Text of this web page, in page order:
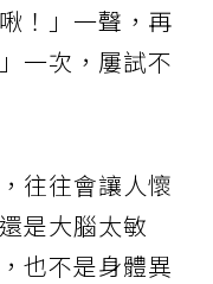
！」一聲，再
一次，屢試不
往往會讓人懷
是大腦太敏
也不是身體異